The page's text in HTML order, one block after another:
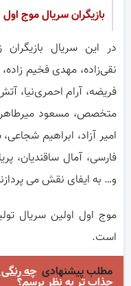
بازیگران سریال موج اول
در این سریال
نقی‌زاده، مهدی فخیم
فریضه، آرام احمری‌نیا،
متخصص، مسعود
امیر آزاد، ابراهیم
فارسی، آمال ساقندیان،
و… به ایفای نقش می
موج اول اولین سریال
است.
مطلب پیشنهادی چه